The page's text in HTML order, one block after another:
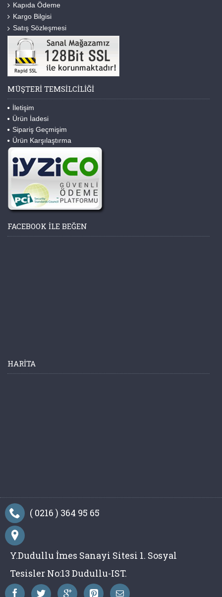
Kapıda Ödeme
Kargo Bilgisi
Satış Sözleşmesi
MÜŞTERI TEMSILCILIĞI
İletişim
Ürün İadesi
Sipariş Geçmişim
Ürün Karşılaştırma
FACEBOOK ILE BEĞEN
HARITA
( 0216 ) 364 95 65
Y.Dudullu İmes Sanayi Sitesi 1. Sosyal
Tesisler No:13 Dudullu-IST.